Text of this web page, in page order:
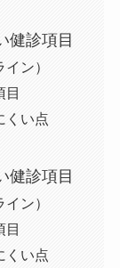
健診項目
ン）
目
くい点
健診項目
ン）
目
くい点